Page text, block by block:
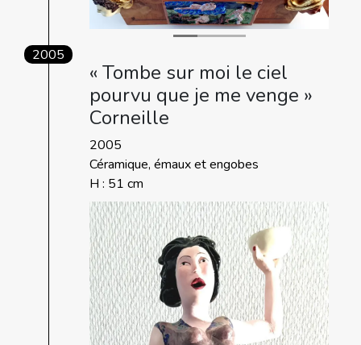
2005
« Tombe sur moi le ciel
pourvu que je me venge »
Corneille
2005
Céramique, émaux et engobes
H : 51 cm